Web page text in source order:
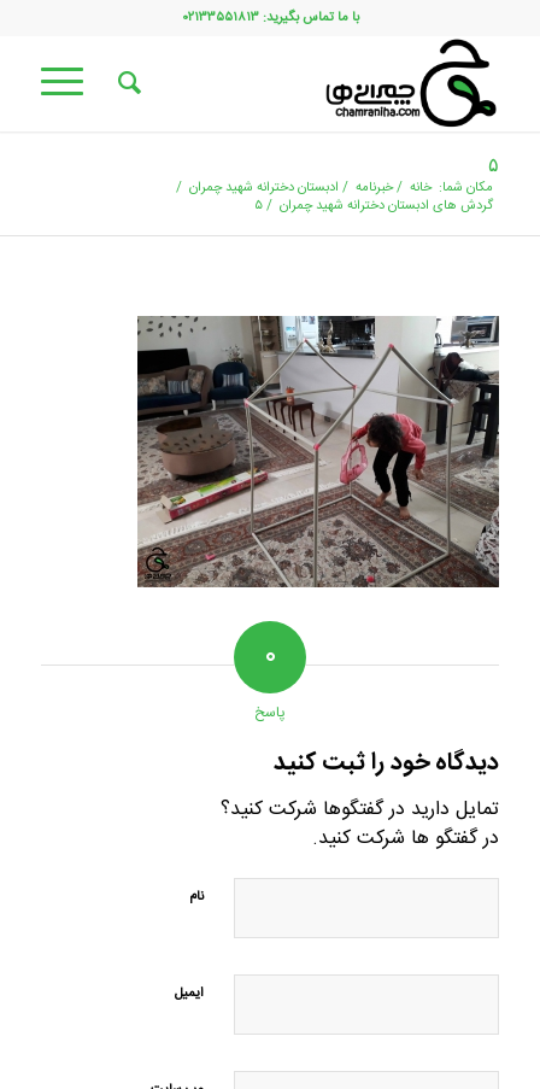
با ما تماس بگیرید: ۰۲۱۳۳۵۵۱۸۱۳
۵
مکان شما: خانه /خبرنامه / ادبستان دخترانه شهید چمران /
گردش های ادبستان دخترانه شهید چمران /۵
۰
پاسخ
دیدگاه خود را ثبت کنید
تمایل دارید در گفتگوها شرکت کنید؟
در گفتگو ها شرکت کنید.
نام
ایمیل